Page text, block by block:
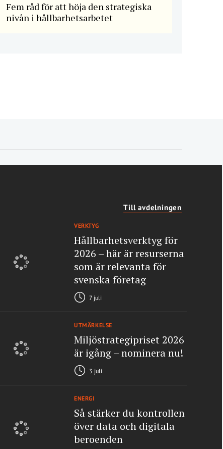
Fem råd för att höja den strategiska
nivån i hållbarhetsarbetet
Till avdelningen
VERKTYG
Hållbarhetsverktyg för
2026 – här är resurserna
som är relevanta för
svenska företag
7 juli
UTMÄRKELSE
Miljöstrategipriset 2026
är igång – nominera nu!
3 juli
ENERGI
Så stärker du kontrollen
över data och digitala
beroenden